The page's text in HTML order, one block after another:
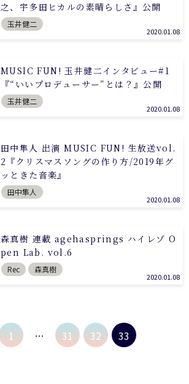
之、宇多田ヒカルの素晴らしさ』公開
玉井健二
2020.01.08
MUSIC FUN! 玉井健二インタビュー#1
『“いいプロデューサー”とは？』公開
玉井健二
2020.01.08
田中隼人 出演 MUSIC FUN! 生放送vol.
2『クリスマスソングの作り方/2019年グ
ッときた音楽』
田中隼人
2020.01.08
森真樹 連載 agehasprings ハイレゾ O
pen Lab. vol.6
Rec 森真樹
2020.01.08
1 … 31 32 33